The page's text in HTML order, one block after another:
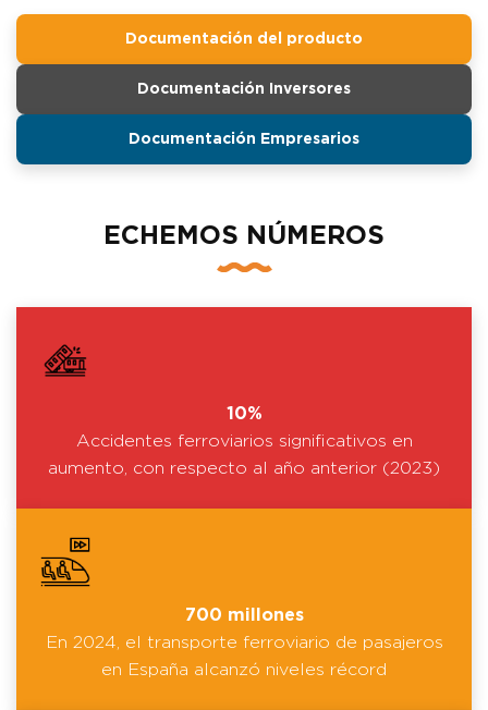
Documentación del producto
Documentación Inversores
Documentación Empresarios
ECHEMOS NÚMEROS
10%
Accidentes ferroviarios significativos en
aumento, con respecto al año anterior (2023)
700 millones
En 2024, el transporte ferroviario de pasajeros
en España alcanzó niveles récord